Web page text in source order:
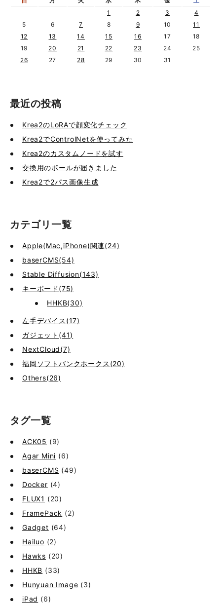
1
2 3
4
5
6 7 8 9 10
11
12
13 14 15 16 17
18
19
20 21 22 23 24
25
26
27 28 29 30 31
最近の投稿
Krea2のLoRAで顔変化チェック
Krea2でControlNetを使ってみた
Krea2のカスタムノードを試す
交換用のボールが届きました
Krea2で2パス画像生成
カテゴリ一覧
Apple(Mac,iPhone)関連(24)
baserCMS(54)
Stable Diffusion(143)
キーボード(75)
HHKB(30)
左手デバイス(17)
ガジェット(41)
NextCloud(7)
福岡ソフトバンクホークス(20)
Others(26)
タグ一覧
ACK05 (9)
Agar Mini (6)
baserCMS (49)
Docker (4)
FLUX1 (20)
FramePack (2)
Gadget (64)
Hailuo (2)
Hawks (20)
HHKB (33)
Hunyuan Image (3)
iPad (6)